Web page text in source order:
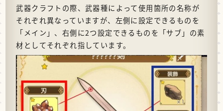
武器クラフトの際、武器種によって使用箇所の名称が
それぞれ異なっていますが、左側に設定できるものを
「メイン」、右側に2つ設定できるものを「サブ」の素
材としてそれぞれ指しています。